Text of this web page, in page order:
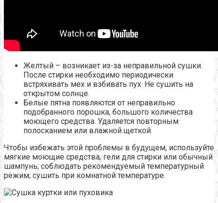
Желтый – возникает из-за неправильной сушки.
После стирки необходимо периодически
встряхивать мех и взбивать пух. Не сушить на
открытом солнце.
Белые пятна появляются от неправильно
подобранного порошка, большого количества
моющего средства. Удаляется повторным
полосканием или влажной щеткой.
Чтобы избежать этой проблемы в будущем, используйте
мягкие моющие средства, гели для стирки или обычный
шампунь; соблюдать рекомендуемый температурный
режим; сушить при комнатной температуре.